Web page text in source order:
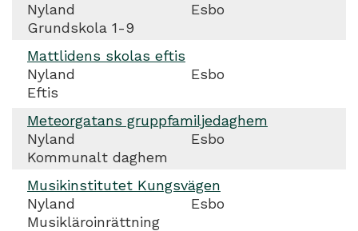
Nyland
Esbo
Grundskola 1-9
Mattlidens skolas eftis
Nyland
Esbo
Eftis
Meteorgatans gruppfamiljedaghem
Nyland
Esbo
Kommunalt daghem
Musikinstitutet Kungsvägen
Nyland
Esbo
Musikläroinrättning